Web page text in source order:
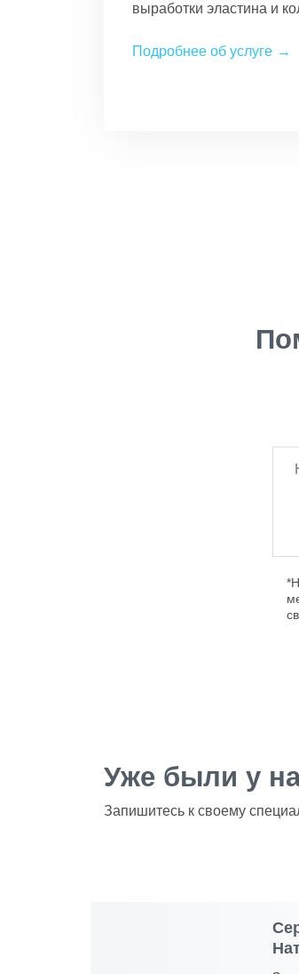
выработки эластина и
Подробнее об услуге
Уже были у
Запишитесь к своему